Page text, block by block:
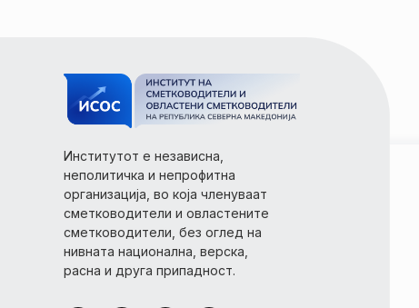
Институтот е независна,
неполитичка и непрофитна
организација, во која членуваат
сметководители и овластените
сметководители, без оглед на
нивната национална, верска,
расна и друга припадност.